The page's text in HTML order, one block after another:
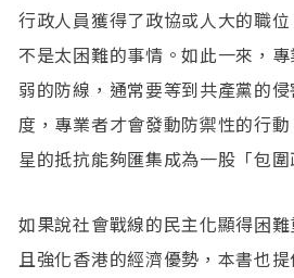
行政人員獲得了政協或人大的職
不是太困難的事情。如此一來，
弱的防線，通常要等到共產黨的
度，專業者才會發動防禦性的行
星的抵抗能夠匯集成為一股「包
如果說社會戰線的民主化顯得困
且強化香港的經濟優勢，本書也